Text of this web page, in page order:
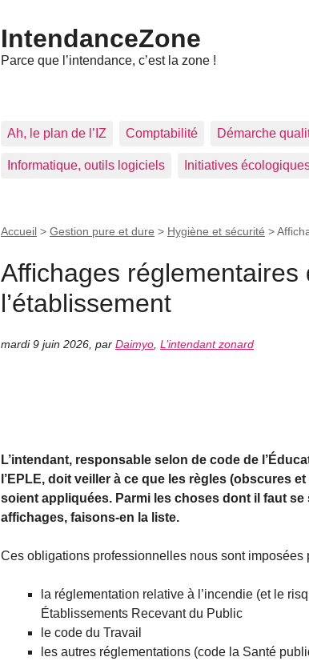
IntendanceZone
Parce que l’intendance, c’est la zone !
Ah, le plan de l’IZ Comptabilité Démarche
Informatique, outils logiciels Initiatives
Accueil > Gestion pure et dure > Hygiène et sécurité >
Affichages réglementaires
l’établissement
mardi 9 juin 2026 par Daimyo L’intendant zonard
L’intendant, responsable selon de code de
l’EPLE, doit veiller à ce que les règles (obscures
soient appliquées. Parmi les choses dont il faut
affichages, faisons-en la liste.
Ces obligations professionnelles nous sont imposées
la réglementation relative à l’incendie (et le
Établissements Recevant du Public
le code du Travail
les autres réglementations (code la Santé